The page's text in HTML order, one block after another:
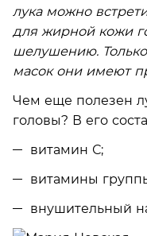
лука можно
для жирной кожи
шелушению.
масок они имеют
Чем еще полезен
головы? В его
витамин С;
витамины
внушительный